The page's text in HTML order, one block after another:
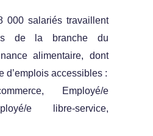
000 salariés travaillent
de la branche du
alimentaire, dont
d’emplois accessibles :
Employé/e
e libre-service,